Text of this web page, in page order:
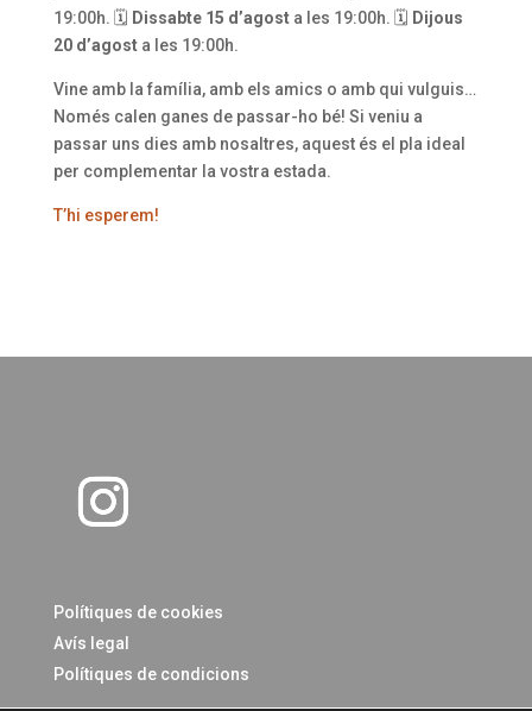
19:00h. 🗓 Dissabte 15 d’agosta les 19:00h. 🗓 Dijous
20 d’agosta les 19:00h.
Vine amb la família, amb els amics o amb qui vulguis…
Només calen ganes de passar-ho bé! Si veniu a
passar uns dies amb nosaltres, aquest és el pla ideal
per complementar la vostra estada.
T’hi esperem!
Polítiques de cookies
Avís legal
Polítiques de condicions